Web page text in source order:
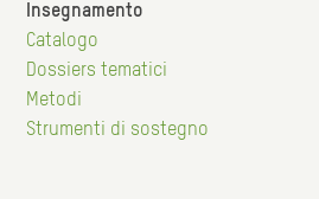
Hauptnavigation
Insegnamento
Catalogo
Dossiers tematici
Metodi
Strumenti di sostegno